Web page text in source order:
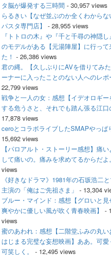
タ脳が爆発する三時間 - 30,957 views
らるきい【なぜ並ぶのか全くわから
パスタ専門店】
- 28,955 views
『トトロの木』や『千と千尋の神隠
のモデルがある【元湯陣屋】に行って
た！ - 26,386 views
君の縄。【久しぶりにAVを借りてみ
ーナーに入ったことのない人へのレポ
22,799 views
戦争と一人の女：感想【イデオロギ
する危うさと、それでも踏ん張る江口
17,878 views
ceroとコラボライブしたSMAPやっぱ
15,692 views
【パロアルト・ストーリー感想】痛い
して痛いの。痛みを求めてるからだよ。
views
《好きなドラマ》1981年の石坂浩二
主演の「俺はご先祖さま」 - 13,304
ブルー・マインド：感想【グロいと見
爽やかに優しい風が吹く青春映画】
-
views
蜜のあわれ：感想【二階堂ふみの丸い
はじまる完璧な妄想映画】ああ。可愛
可笑しく。
- 12,495 views